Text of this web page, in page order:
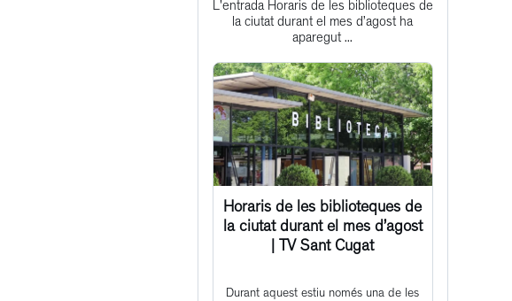
post
L'entrada Horaris de les biblioteques de
la ciutat durant el mes d’agost ha
aparegut ...
Horaris de les biblioteques de
la ciutat durant el mes d’agost
| TV Sant Cugat
Durant aquest estiu només una de les